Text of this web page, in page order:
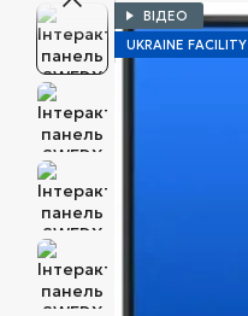
ВІДЕО
UKRAINE FACILITY